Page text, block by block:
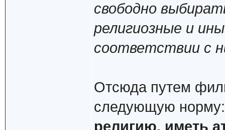
свободно
религиозные и
соответствии с
Отсюда путем
следующую
религию, иметь